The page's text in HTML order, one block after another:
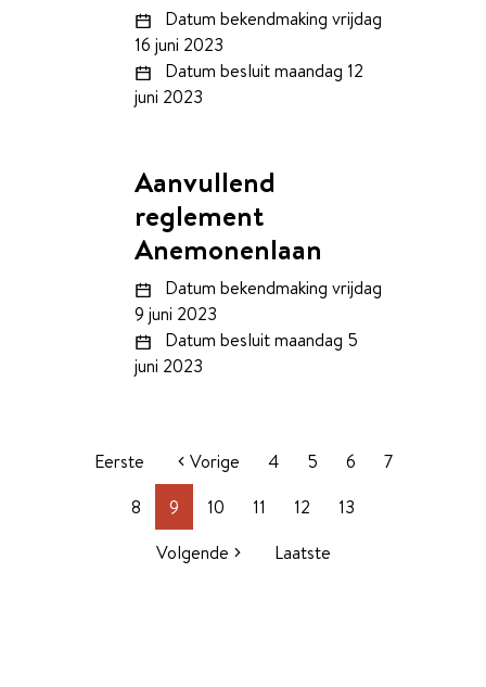
Datum bekendmaking vrijdag
16 juni 2023
Datum besluitmaandag 12
juni 2023
Aanvullend
reglement
Anemonenlaan
Datum bekendmaking vrijdag
9 juni 2023
Datum besluitmaandag 5
juni 2023
Eerste Vorige 4 5 6
7
8
9 10 11 12
13
Volgende
Laatste